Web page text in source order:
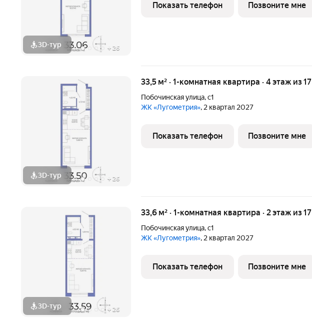
3D-тур + 26
Показать телефон Позвоните мне
3D-тур + 26
33,5 м² · 1-комнатная квартира · 4 этаж из 17
Побочинская улица,с1
ЖК «Лугометрия», 2 квартал 2027
Показать телефон Позвоните мне
3D-тур + 26
33,6 м² · 1-комнатная квартира · 2 этаж из 17
Побочинская улица,с1
ЖК «Лугометрия», 2 квартал 2027
Показать телефон Позвоните мне